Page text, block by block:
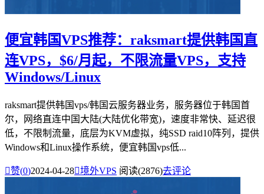
便宜韩国VPS推荐：raksmart提供韩国直
连VPS，$6/月起，不限流量VPS，支持
Windows/Linux
raksmart提供韩国vps/韩国云服务器业务，服务器位于韩国首
尔，网络直连中国大陆(大陆优化带宽)，速度非常快、延迟很
低，不限制流量，底层为KVM虚拟，纯SSD raid10阵列，提供
Windows和Linux操作系统，便宜韩国vps低...
赞(0)2024-04-28境外VPS 阅读(2876)去评论